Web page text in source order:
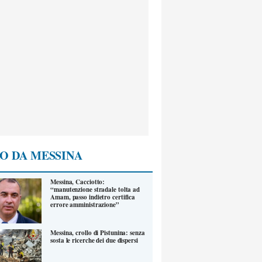
DA MESSINA
Messina, Cacciotto:
“manutenzione stradale tolta ad
Amam, passo indietro certifica
errore amministrazione”
Messina, crollo di Pistunina: senza
sosta le ricerche dei due dispersi